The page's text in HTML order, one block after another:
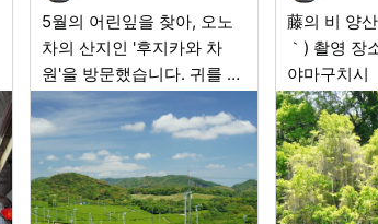
5월의 어린잎을 찾아, 오노
차의 산지인 '후지카와 차
원'을 방문했습니다. 귀를 기
울이면, 어디선가 노래 소리
가 들려옵니다…? '여름이 다
가오는 팔십팔 밤, 들과 산에
어린잎이 무성하다. 저기 보
이는 것은 차를 따는 것이 아
藤의 비 양
｀) 촬영 장소: 야마구치현
야마구치시